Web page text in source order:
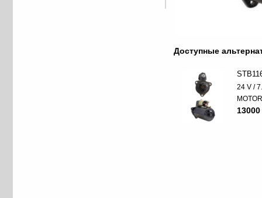
Доступные
24 V /